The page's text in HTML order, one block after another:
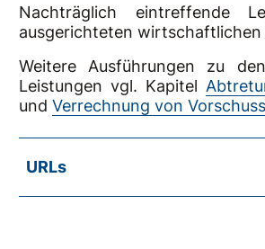
Nachträglich eintreffende
ausgerichteten
Weitere Ausführungen zu
Leistungen vgl. Kapitel
und Verrechnung von
URLs
SKOS-RL, Kapitel E.2.4 Abs. 2